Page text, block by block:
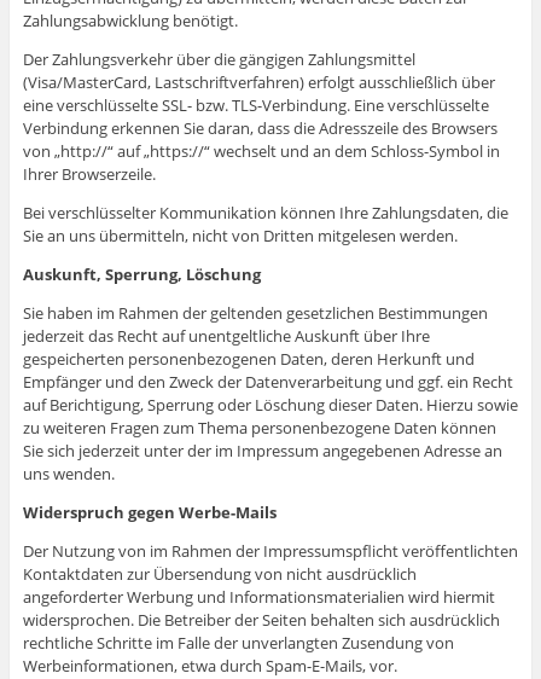
Zahlungsabwicklung benötigt.
Der Zahlungsverkehr über die gängigen Zahlungsmittel
(Visa/MasterCard, Lastschriftverfahren) erfolgt ausschließlich über
eine verschlüsselte SSL- bzw. TLS-Verbindung. Eine verschlüsselte
Verbindung erkennen Sie daran, dass die Adresszeile des Browsers
von „http://“ auf „https://“ wechselt und an dem Schloss-Symbol in
Ihrer Browserzeile.
Bei verschlüsselter Kommunikation können Ihre Zahlungsdaten, die
Sie an uns übermitteln, nicht von Dritten mitgelesen werden.
Auskunft, Sperrung, Löschung
Sie haben im Rahmen der geltenden gesetzlichen Bestimmungen
jederzeit das Recht auf unentgeltliche Auskunft über Ihre
gespeicherten personenbezogenen Daten, deren Herkunft und
Empfänger und den Zweck der Datenverarbeitung und ggf. ein Recht
auf Berichtigung, Sperrung oder Löschung dieser Daten. Hierzu sowie
zu weiteren Fragen zum Thema personenbezogene Daten können
Sie sich jederzeit unter der im Impressum angegebenen Adresse an
uns wenden.
Widerspruch gegen Werbe-Mails
Der Nutzung von im Rahmen der Impressumspflicht veröffentlichten
Kontaktdaten zur Übersendung von nicht ausdrücklich
angeforderter Werbung und Informationsmaterialien wird hiermit
widersprochen. Die Betreiber der Seiten behalten sich ausdrücklich
rechtliche Schritte im Falle der unverlangten Zusendung von
Werbeinformationen, etwa durch Spam-E-Mails, vor.